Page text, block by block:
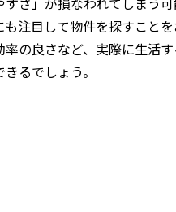
注目して物件を探すこと
の良さなど、実際に生活
るでしょう。